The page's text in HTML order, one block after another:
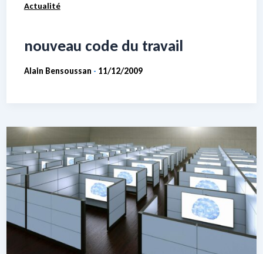
Actualité
nouveau code du travail
Alain Bensoussan - 11/12/2009